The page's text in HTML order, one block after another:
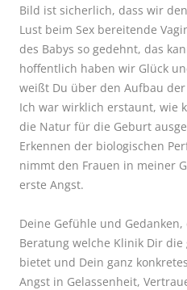
Bild ist sicherlich, dass wir
Lust beim Sex bereitende
des Babys so gedehnt, das
hoffentlich haben wir Glück
weißt Du über den Aufbau
Ich war wirklich erstaunt, wie
die Natur für die Geburt
Erkennen der biologischen
nimmt den Frauen in meiner
erste Angst.
Deine Gefühle und
Beratung welche Klinik Dir
bietet und Dein ganz
Angst in Gelassenheit,